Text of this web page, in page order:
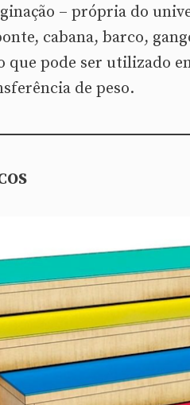
– própria do
cabana, barco,
pode ser utilizado
de peso.